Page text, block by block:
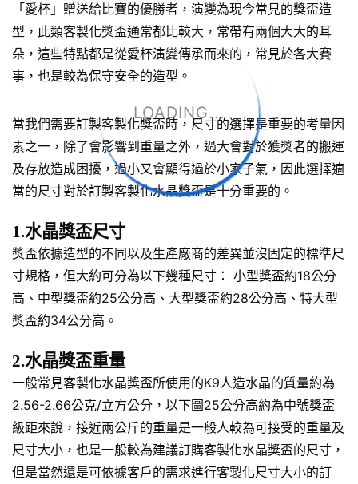
LOADING...
「愛杯」贈送給比賽的優勝者，演變為現今常見的獎盃造
型，此類客製化獎盃通常都比較大，常帶有兩個大大的耳
朵，這些特點都是從愛杯演變傳承而來的，常見於各大賽
事，也是較為保守安全的造型。
當我們需要訂製客製化獎盃時，尺寸的選擇是重要的考量因
素之一，除了會影響到重量之外，過大會對於獲獎者的搬運
及存放造成困擾，過小又會顯得過於小家子氣，因此選擇適
當的尺寸對於訂製客製化水晶獎盃是十分重要的。
1.水晶獎盃尺寸
獎盃依據造型的不同以及生產廠商的差異並沒固定的標準尺
寸規格，但大約可分為以下幾種尺寸： 小型獎盃約18公分
高、中型獎盃約25公分高、大型獎盃約28公分高、特大型
獎盃約34公分高。
2.水晶獎盃重量
一般常見客製化水晶獎盃所使用的K9人造水晶的質量約為
2.56-2.66公克/立方公分，以下圖25公分高約為中號獎盃
級距來說，接近兩公斤的重量是一般人較為可接受的重量及
尺寸大小，也是一般較為建議訂購客製化水晶獎盃的尺寸，
但是當然還是可依據客戶的需求進行客製化尺寸大小的訂